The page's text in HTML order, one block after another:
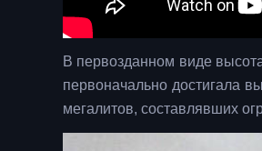
В первозданном виде
первоначально достигала
мегалитов, составлявших